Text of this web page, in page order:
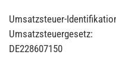
Umsatzsteuer-
Umsatzsteuergesetz:
DE228607150